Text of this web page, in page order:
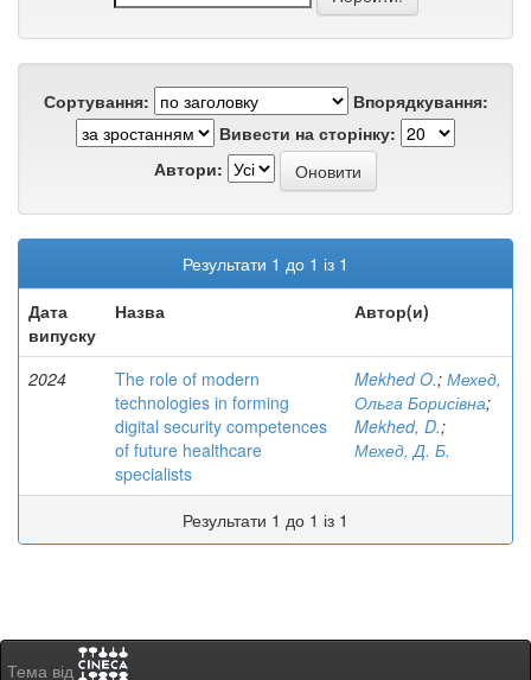
Сортування:
Впорядкування:
Вивести на сторінку:
Автори:
Результати 1 до 1 із 1
Дата
випуску
Назва Автор(и)
2024
The role of modern
technologies in forming
digital security competences
of future healthcare
specialists
Mekhed O.; Мехед,
Ольга Борисівна;
Mekhed, D.;
Мехед, Д. Б.
Результати 1 до 1 із 1
Тема від